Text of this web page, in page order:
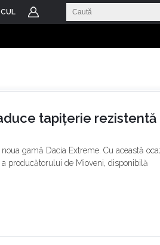
tapițerie rezistentă
gamă Dacia Extreme. Cu această
producătorului de Mioveni, disponibilă